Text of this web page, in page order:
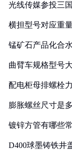
光线传媒参投三
横担型号对应重
锰矿石产品化合
曲臂车规格型号
配电柜母排螺栓
膨胀螺丝尺寸是
镀锌方管有哪些
D400球墨铸铁井